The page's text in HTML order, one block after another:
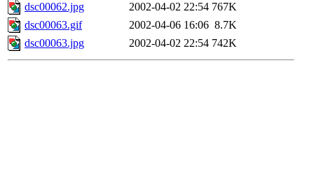
dsc00062.jpg
2002-04-02 22:54 767K
dsc00063.gif
2002-04-06 16:06 8.7K
dsc00063.jpg
2002-04-02 22:54 742K